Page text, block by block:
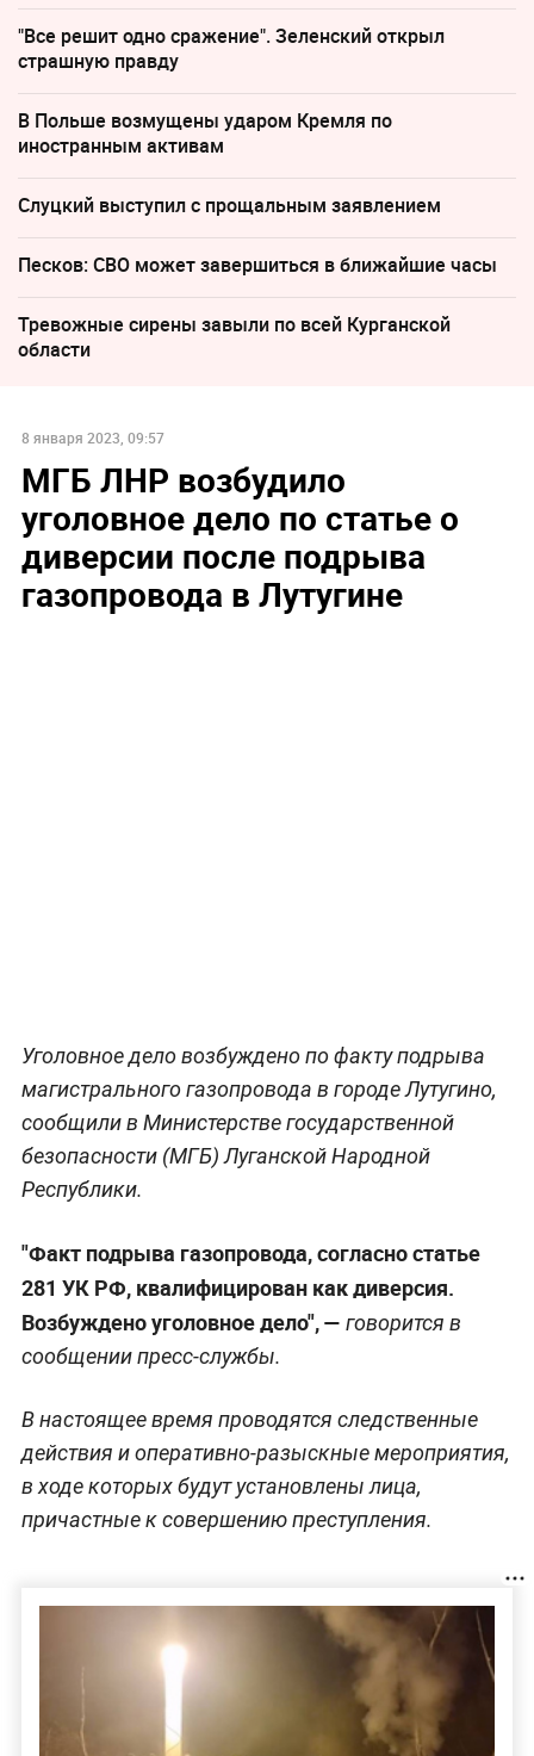
"Все решит одно сражение". Зеленский открыл
страшную правду
В Польше возмущены ударом Кремля по
иностранным активам
Слуцкий выступил с прощальным заявлением
Песков: СВО может завершиться в ближайшие часы
Тревожные сирены завыли по всей Курганской
области
8 января 2023, 09:57
МГБ ЛНР возбудило
уголовное дело по статье о
диверсии после подрыва
газопровода в Лутугине
Уголовное дело возбуждено по факту подрыва
магистрального газопровода в городе Лутугино,
сообщили в Министерстве государственной
безопасности (МГБ) Луганской Народной
Республики.
"Факт подрыва газопровода, согласно статье
281 УК РФ, квалифицирован как диверсия.
Возбуждено уголовное дело", — говорится в
сообщении пресс-службы.
В настоящее время проводятся следственные
действия и оперативно-разыскные мероприятия,
в ходе которых будут установлены лица,
причастные к совершению преступления.